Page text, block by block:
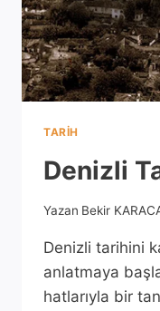
TARIH
Denizli
Yazan Bekir
Denizli tarihini
anlatmaya
hatlarıyla bir